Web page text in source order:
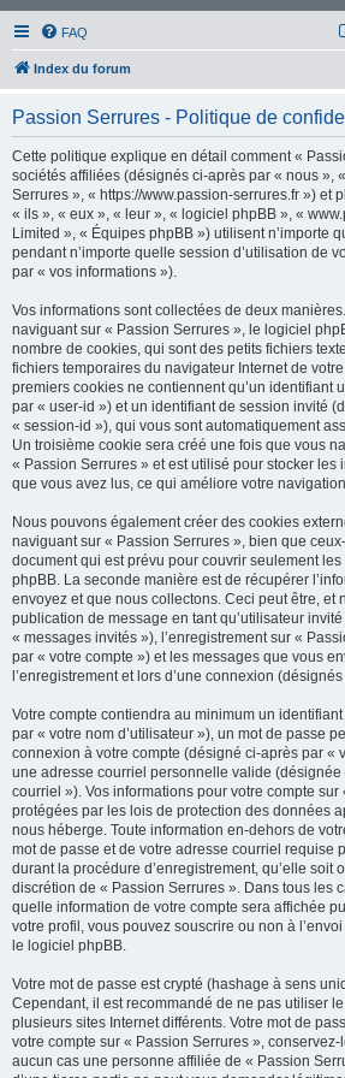
FAQ
Index du forum
Passion Serrures - Politique de
Cette politique explique en détail comment «
sociétés affiliées (désignés ci-après par « nous »,
Serrures », « https://www.passion-serrures.fr ») et
« ils », « eux », « leur », « logiciel phpBB », «
Limited », « Équipes phpBB ») utilisent n’importe
pendant n’importe quelle session d’utilisation de
par « vos informations »).
Vos informations sont collectées de deux
naviguant sur « Passion Serrures », le logiciel
nombre de cookies, qui sont des petits fichiers
fichiers temporaires du navigateur Internet de
premiers cookies ne contiennent qu’un identifiant
par « user-id ») et un identifiant de session invité
« session-id »), qui vous sont automatiquement
Un troisième cookie sera créé une fois que vous
« Passion Serrures » et est utilisé pour stocker les
que vous avez lus, ce qui améliore votre
Nous pouvons également créer des cookies
naviguant sur « Passion Serrures », bien que
document qui est prévu pour couvrir seulement
phpBB. La seconde manière est de récupérer
envoyez et que nous collectons. Ceci peut être, et
publication de message en tant qu’utilisateur
« messages invités »), l’enregistrement sur «
par « votre compte ») et les messages que vous
l’enregistrement et lors d’une connexion
Votre compte contiendra au minimum un
par « votre nom d’utilisateur »), un mot de passe
connexion à votre compte (désigné ci-après par «
une adresse courriel personnelle valide (désignée
courriel »). Vos informations pour votre compte
protégées par les lois de protection des données
nous héberge. Toute information en-dehors de
mot de passe et de votre adresse courriel requise
durant la procédure d’enregistrement, qu’elle soit
discrétion de « Passion Serrures ». Dans tous les
quelle information de votre compte sera affichée
votre profil, vous pouvez souscrire ou non à
le logiciel phpBB.
Votre mot de passe est crypté (hashage à sens
Cependant, il est recommandé de ne pas utiliser
plusieurs sites Internet différents. Votre mot de
votre compte sur « Passion Serrures »,
aucun cas une personne affiliée de « Passion